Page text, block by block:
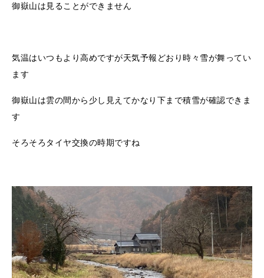
御嶽山は見ることができません
気温はいつもより高めですが天気予報どおり時々雪が舞ってい
ます
御嶽山は雲の間から少し見えてかなり下まで積雪が確認できま
す
そろそろタイヤ交換の時期ですね